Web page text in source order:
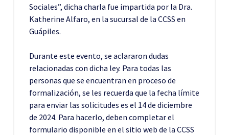
Sociales”, dicha charla fue impartida por la Dra.
Katherine Alfaro, en la sucursal de la CCSS en
Guápiles.
Durante este evento, se aclararon dudas
relacionadas con dicha ley. Para todas las
personas que se encuentran en proceso de
formalización, se les recuerda que la fecha límite
para enviar las solicitudes es el 14 de diciembre
de 2024. Para hacerlo, deben completar el
formulario disponible en el sitio web de la CCSS